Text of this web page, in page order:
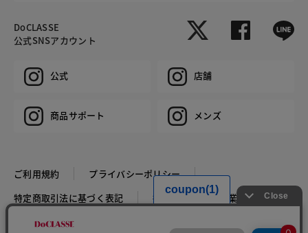
DoCLASSE
公式SNSアカウント
公式 店舗
商品サポート メンズ
ご利用規約
プライバシーポリシー
特定商取引法に基づく表記
推奨環境 企業情報
COPYRIGHT © DoCLASSE ALL RIGHTS RESERVED.